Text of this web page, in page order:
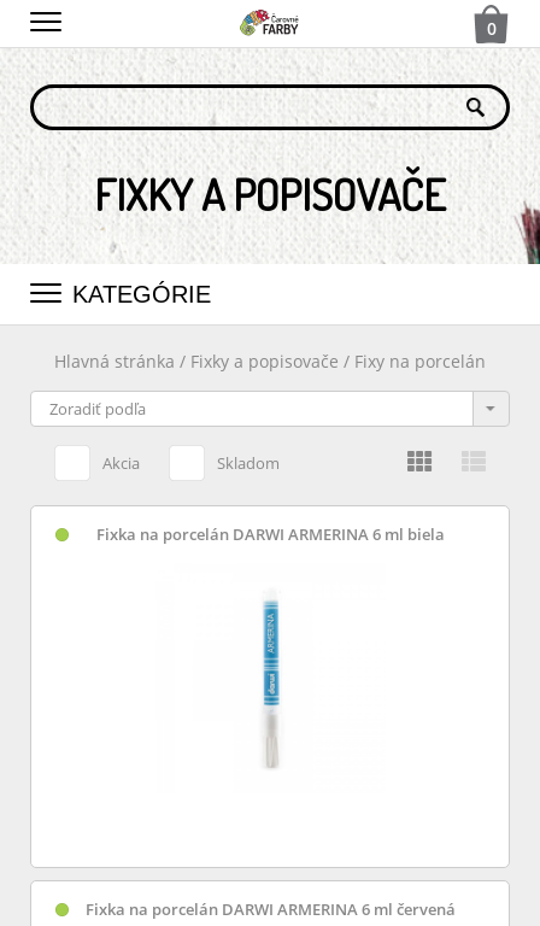
0
FIXKY A POPISOVAČE
KATEGÓRIE
Hlavná stránka / Fixky a popisovače / Fixy na porcelán
Akcia Skladom
Fixka na porcelán DARWI ARMERINA 6 ml biela
Fixka na porcelán DARWI ARMERINA 6 ml červená